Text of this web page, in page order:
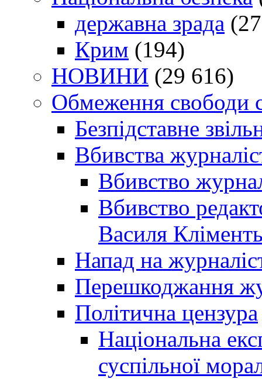
державна зрада
Крим (194)
НОВИНИ (29 616)
Обмеження свободи
Безпідставне
Вбивства
Вбивство
Вбивство
Василя
Напад на
Перешкоджання
Політична цензура
Національна
суспільної